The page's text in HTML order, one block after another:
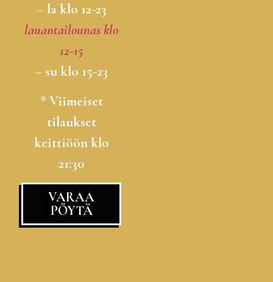
– la klo 12-23
lauantailounas klo
12-15
– su klo 15-23
* Viimeiset
tilaukset
keittiöön klo
21:30
VARAA
PÖYTÄ